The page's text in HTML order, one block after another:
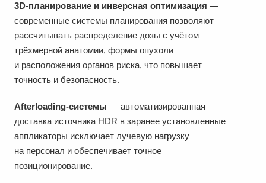
3D-планирование и инверсная оптимизация —
современные системы планирования позволяют
рассчитывать распределение дозы с учётом
трёхмерной анатомии, формы опухоли
и расположения органов риска, что повышает
точность и безопасность.
Afterloading-системы — автоматизированная
доставка источника HDR в заранее установленные
аппликаторы исключает лучевую нагрузку
на персонал и обеспечивает точное
позиционирование.